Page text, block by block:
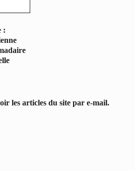
:
les articles du site par e-mail.